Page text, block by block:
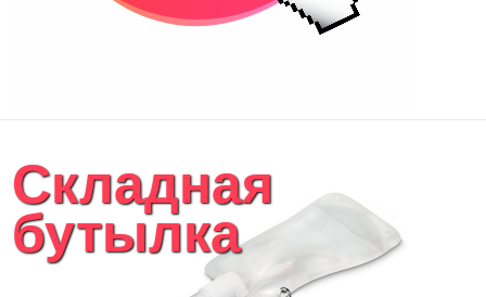
Складная
бутылка